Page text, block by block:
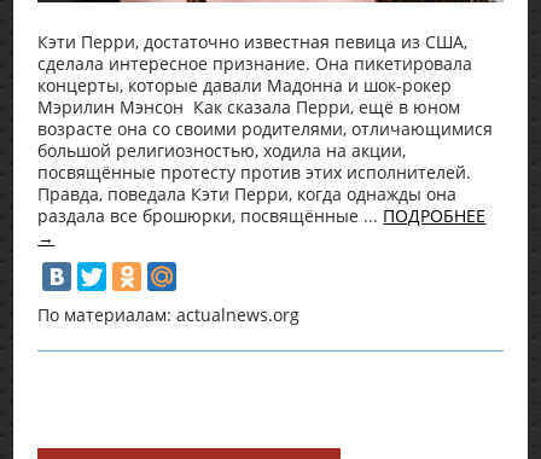
Кэти Перри, достаточно известная певица из США,
сделала интересное признание. Она пикетировала
концерты, которые давали Мадонна и шок-рокер
Мэрилин Мэнсон Как сказала Перри, ещё в юном
возрасте она со своими родителями, отличающимися
большой религиозностью, ходила на акции,
посвящённые протесту против этих исполнителей.
Правда, поведала Кэти Перри, когда однажды она
раздала все брошюрки, посвящённые ... ПОДРОБНЕЕ
→
По материалам: actualnews.org